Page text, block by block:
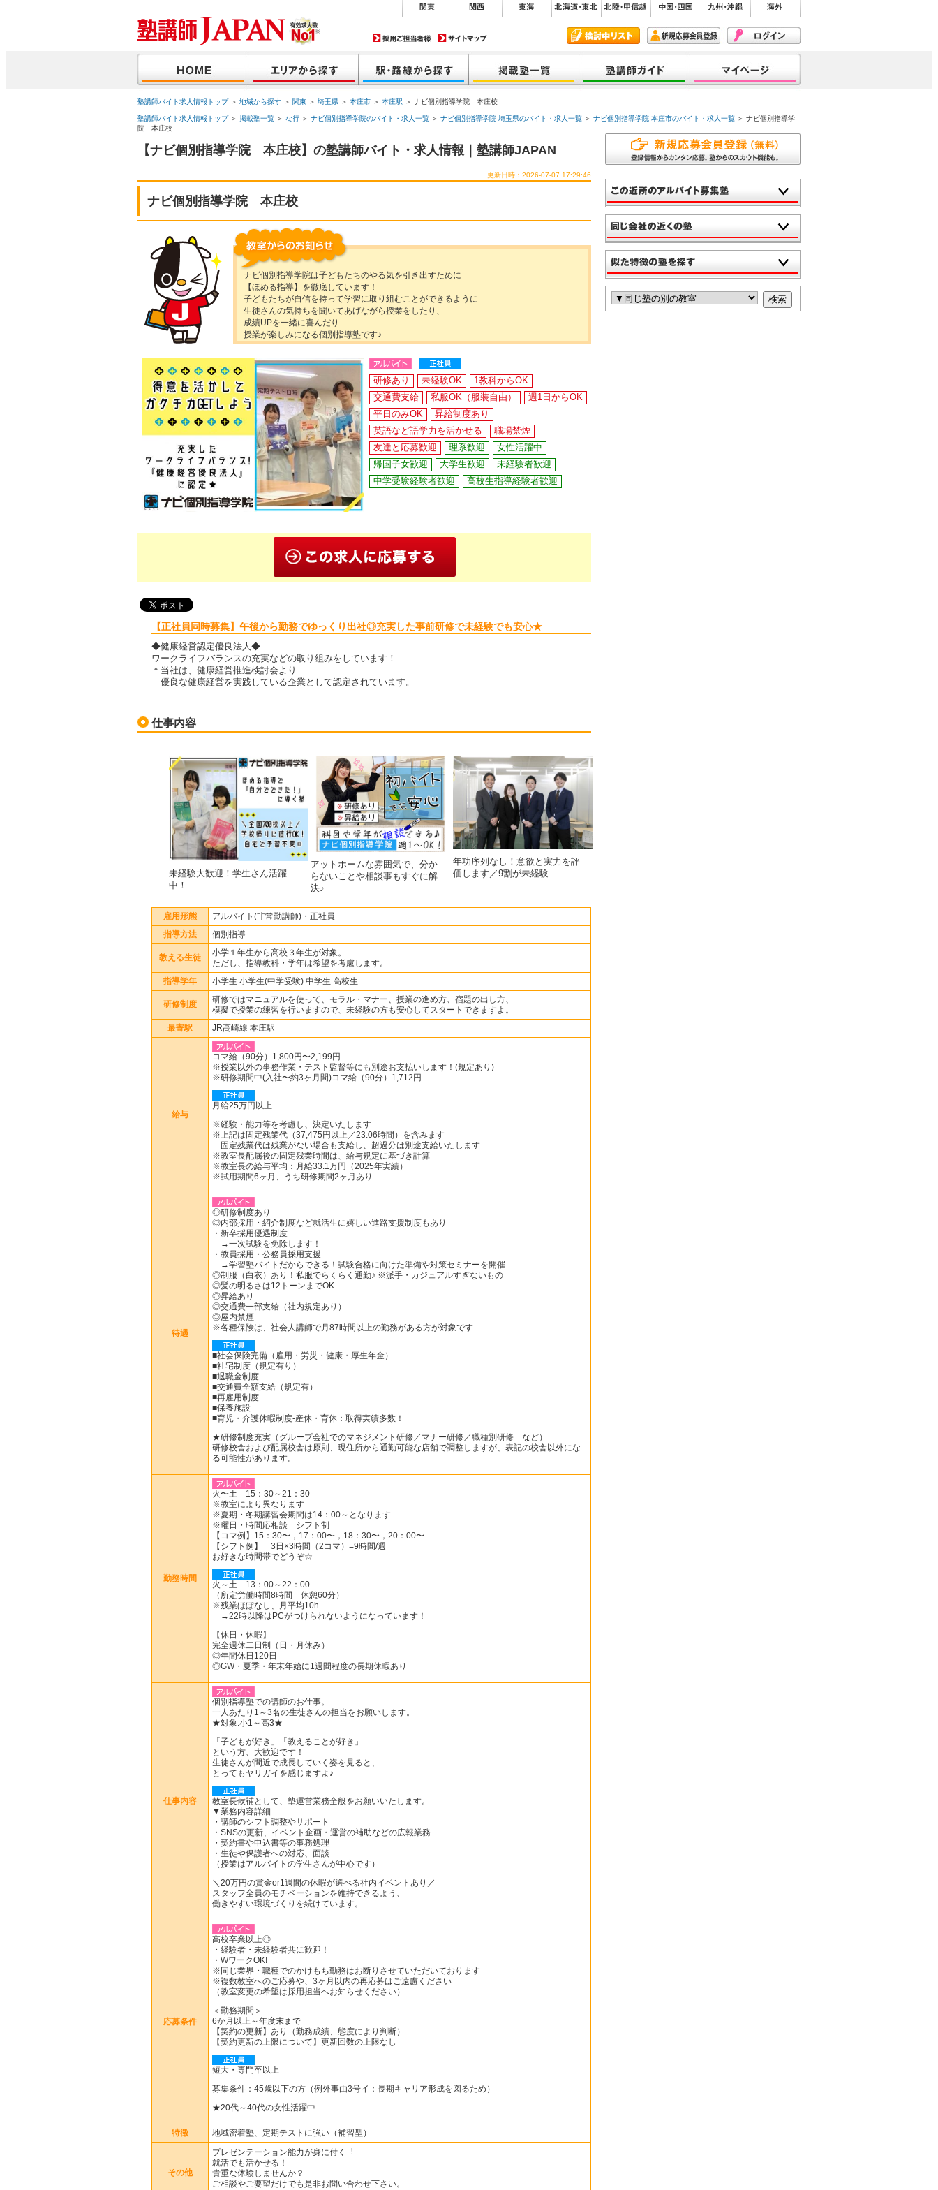
塾講師バイト求人情報トップ＞ 地域から探す ＞ 関東 ＞ 埼玉県 ＞ 本庄市 ＞ 本庄駅 ＞ ナビ個別指導学院 本庄校
塾講師バイト求人情報トップ＞ 掲載塾一覧 ＞ な行 ＞ ナビ個別指導学院のバイト・求人一覧 ＞ ナビ個別指導学院 埼玉県のバイト・求人一覧 ＞ ナビ個別指導学院 本庄市のバイト・求人一覧 ＞ ナビ個別指導学
院 本庄校
【ナビ個別指導学院 本庄校】の塾講師バイト・求人情報｜塾講師JAPAN
更新日時：2026-07-07 17:29:46
ナビ個別指導学院 本庄校
ナビ個別指導学院は子どもたちのやる気を引き出すために
【ほめる指導】を徹底しています！
子どもたちが自信を持って学習に取り組むことができるように
生徒さんの気持ちを聞いてあげながら授業をしたり、
成績UPを一緒に喜んだり…
授業が楽しみになる個別指導塾です♪
研修あり 未経験OK
1教科からOK
交通費支給
私服OK（服装自由）
週1日からOK
平日のみOK
昇給制度あり
英語など語学力を活かせる
職場禁煙
友達と応募歓迎
理系歓迎
女性活躍中
帰国子女歓迎
大学生歓迎
未経験者歓迎
中学受験経験者歓迎
高校生指導経験者歓迎
【正社員同時募集】午後から勤務でゆっくり出社◎充実した事前研修で未経験でも安心★
◆健康経営認定優良法人◆
ワークライフバランスの充実などの取り組みをしています！
＊当社は、健康経営推進検討会より
優良な健康経営を実践している企業として認定されています。
仕事内容
未経験大歓迎！学生さん活躍
中！
アットホームな雰囲気で、分か
らないことや相談事もすぐに解
決♪
年功序列なし！意欲と実力を評
価します／9割が未経験
雇用形態 アルバイト(非常勤講師)・正社員
指導方法 個別指導
教える生徒
小学１年生から高校３年生が対象。
ただし、指導教科・学年は希望を考慮します。
指導学年 小学生 小学生(中学受験) 中学生 高校生
研修制度
研修ではマニュアルを使って、モラル・マナー、授業の進め方、宿題の出し方、
模擬で授業の練習を行いますので、未経験の方も安心してスタートできますよ。
最寄駅 JR高崎線 本庄駅
給与
コマ給（90分）1,800円〜2,199円
※授業以外の事務作業・テスト監督等にも別途お支払いします！(規定あり)
※研修期間中(入社〜約3ヶ月間)コマ給（90分）1,712円
月給25万円以上
※経験・能力等を考慮し、決定いたします
※上記は固定残業代（37,475円以上／23.06時間）を含みます
固定残業代は残業がない場合も支給し、超過分は別途支給いたします
※教室長配属後の固定残業時間は、給与規定に基づき計算
※教室長の給与平均：月給33.1万円（2025年実績）
※試用期間6ヶ月、うち研修期間2ヶ月あり
待遇
◎研修制度あり
◎内部採用・紹介制度など就活生に嬉しい進路支援制度もあり
・新卒採用優遇制度
→一次試験を免除します！
・教員採用・公務員採用支援
→学習塾バイトだからできる！試験合格に向けた準備や対策セミナーを開催
◎制服（白衣）あり！私服でらくらく通勤♪ ※派手・カジュアルすぎないもの
◎髪の明るさは12トーンまでOK
◎昇給あり
◎交通費一部支給（社内規定あり）
◎屋内禁煙
※各種保険は、社会人講師で月87時間以上の勤務がある方が対象です
■社会保険完備（雇用・労災・健康・厚生年金）
■社宅制度（規定有り）
■退職金制度
■交通費全額支給（規定有）
■再雇用制度
■保養施設
■育児・介護休暇制度-産休・育休：取得実績多数！
★研修制度充実（グループ会社でのマネジメント研修／マナー研修／職種別研修 など）
研修校舎および配属校舎は原則、現住所から通勤可能な店舗で調整しますが、表記の校舎以外にな
る可能性があります。
勤務時間
火〜土 15：30～21：30
※教室により異なります
※夏期・冬期講習会期間は14：00～となります
※曜日・時間応相談 シフト制
【コマ例】15：30〜，17：00〜，18：30〜，20：00〜
【シフト例】 3日×3時間（2コマ）=9時間/週
お好きな時間帯でどうぞ☆
火～土 13：00～22：00
（所定労働時間8時間 休憩60分）
※残業ほぼなし、月平均10h
→22時以降はPCがつけられないようになっています！
【休日・休暇】
完全週休二日制（日・月休み）
◎年間休日120日
◎GW・夏季・年末年始に1週間程度の長期休暇あり
仕事内容
個別指導塾での講師のお仕事。
一人あたり1～3名の生徒さんの担当をお願いします。
★対象:小1～高3★
「子どもが好き」「教えることが好き」
という方、大歓迎です！
生徒さんが間近で成長していく姿を見ると、
とってもヤリガイを感じますよ♪
教室長候補として、塾運営業務全般をお願いいたします。
▼業務内容詳細
・講師のシフト調整やサポート
・SNSの更新、イベント企画・運営の補助などの広報業務
・契約書や申込書等の事務処理
・生徒や保護者への対応、面談
（授業はアルバイトの学生さんが中心です）
＼20万円の賞金or1週間の休暇が選べる社内イベントあり／
スタッフ全員のモチベーションを維持できるよう、
働きやすい環境づくりを続けています。
応募条件
高校卒業以上◎
・経験者・未経験者共に歓迎！
・WワークOK!
※同じ業界・職種でのかけもち勤務はお断りさせていただいております
※複数教室へのご応募や、3ヶ月以内の再応募はご遠慮ください
（教室変更の希望は採用担当へお知らせください）
＜勤務期間＞
6か月以上～年度末まで
【契約の更新】あり（勤務成績、態度により判断）
【契約更新の上限について】更新回数の上限なし
短大・専門卒以上
募集条件：45歳以下の方（例外事由3号イ：長期キャリア形成を図るため）
★20代～40代の女性活躍中
特徴 地域密着塾、定期テストに強い（補習型）
その他
プレゼンテーション能力が身に付く︕
就活でも活かせる！
貴重な体験しませんか？
ご相談やご要望だけでも是非お問い合わせ下さい。